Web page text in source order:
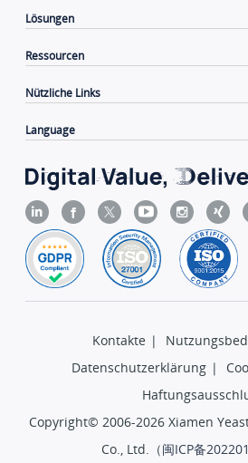
Lösungen
Ressourcen
Nützliche Links
Language
Kontakte |
Datenschutzerklärung |
Copyright© 2006-2026 Xiamen
Co., Ltd.（闽ICP备